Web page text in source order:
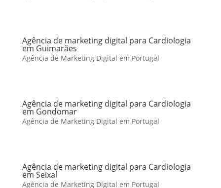
Agência de marketing digital para Cardiologia
em Guimarães
Agência de Marketing Digital em Portugal
Agência de marketing digital para Cardiologia
em Gondomar
Agência de Marketing Digital em Portugal
Agência de marketing digital para Cardiologia
em Seixal
Agência de Marketing Digital em Portugal